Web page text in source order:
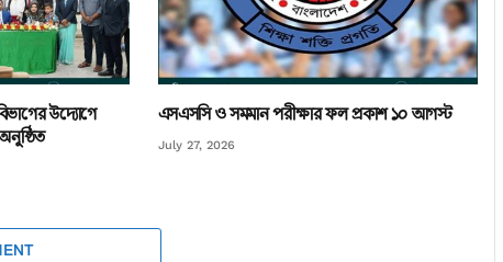
উদ্যোগে
এসএসসি ও সমমান পরীক্ষার ফল প্রকাশ ১০ আগস্ট
July 27, 2026